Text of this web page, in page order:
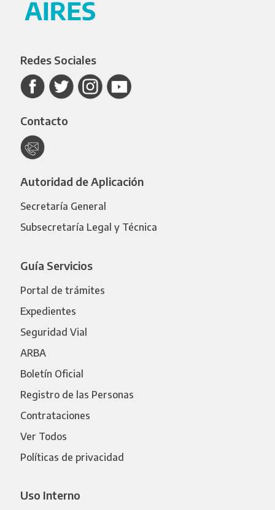
Redes Sociales
Contacto
Autoridad de Aplicación
Secretaría General
Subsecretaría Legal y Técnica
Guía Servicios
Portal de trámites
Expedientes
Seguridad Vial
ARBA
Boletín Oficial
Registro de las Personas
Contrataciones
Ver Todos
Políticas de privacidad
Uso Interno